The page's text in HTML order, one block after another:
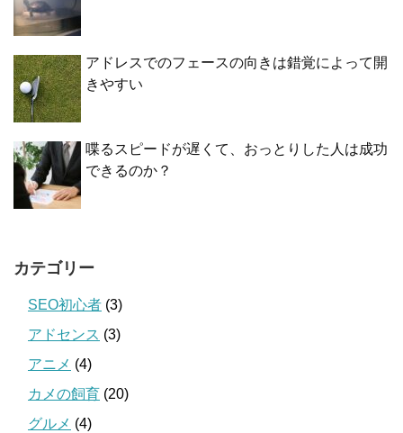
アドレスでのフェースの向きは錯覚によって開
きやすい
喋るスピードが遅くて、おっとりした人は成功
できるのか？
カテゴリー
SEO初心者 (3)
アドセンス (3)
アニメ (4)
カメの飼育 (20)
グルメ (4)